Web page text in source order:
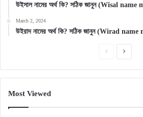
উইসাল নামের অর্থ কি? সঠিক জানুন (Wisal name
March 2, 2024
উইরাদ নামের অর্থ কি? সঠিক জানুন (Wirad
PreviousNext
Most Viewed